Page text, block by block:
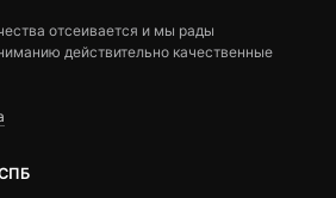
отсеивается и мы рады
действительно качественные